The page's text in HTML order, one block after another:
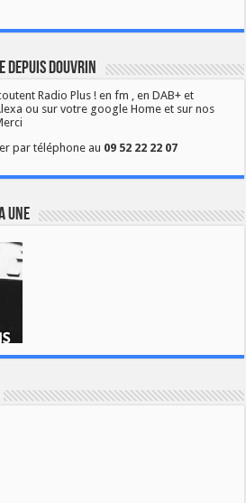
depuis Douvrin
Radio Plus ! en fm , en DAB+ et
ou sur votre google Home et sur nos
par téléphone au 09 52 22 22 07
une